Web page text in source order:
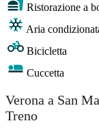
Ristorazione a
Aria
Bicicletta
Cuccetta
Verona a San
Treno